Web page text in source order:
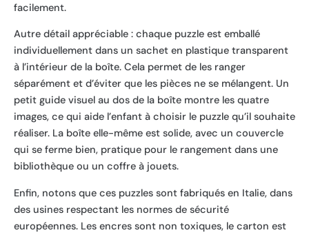
facilement.
Autre détail appréciable : chaque puzzle est emballé
individuellement dans un sachet en plastique transparent
à l’intérieur de la boîte. Cela permet de les ranger
séparément et d’éviter que les pièces ne se mélangent. Un
petit guide visuel au dos de la boîte montre les quatre
images, ce qui aide l’enfant à choisir le puzzle qu’il souhaite
réaliser. La boîte elle-même est solide, avec un couvercle
qui se ferme bien, pratique pour le rangement dans une
bibliothèque ou un coffre à jouets.
Enfin, notons que ces puzzles sont fabriqués en Italie, dans
des usines respectant les normes de sécurité
européennes. Les encres sont non toxiques, le carton est